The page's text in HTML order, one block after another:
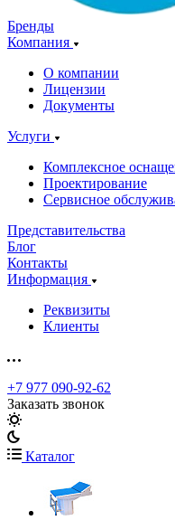
Бренды
Компания
О компании
Лицензии
Документы
Услуги
Комплексное
Проектирование
Сервисное
Представительства
Блог
Контакты
Информация
Реквизиты
Клиенты
+7 977 090-92-62
Заказать звонок
Каталог